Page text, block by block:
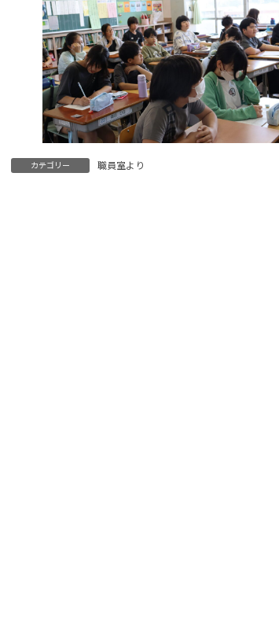
カテゴリー 職員室より